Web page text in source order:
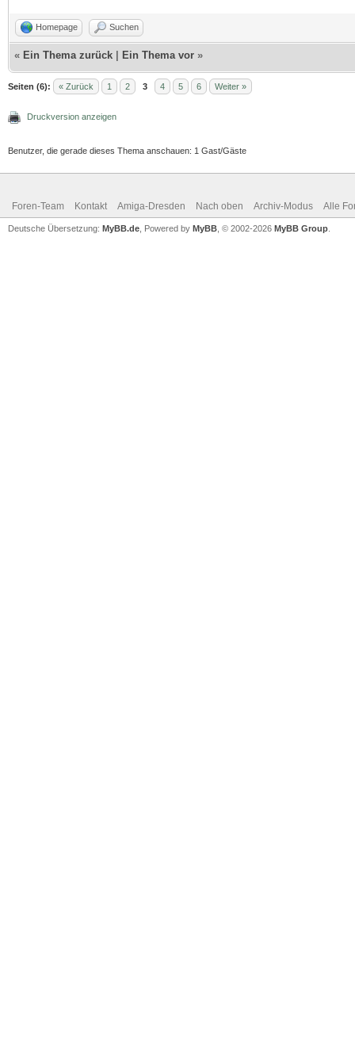
Homepage Suchen
« Ein Thema zurück | Ein Thema vor »
Seiten (6): « Zurück 1 2 3 4 5 6 Weiter »
Druckversion anzeigen
Benutzer, die gerade dieses Thema anschauen: 1 Gast/Gäste
Foren-Team Kontakt Amiga-Dresden Nach oben Archiv-Modus Alle
Deutsche Übersetzung: MyBB.de , Powered by MyBB , © 2002-2026 MyBB Group